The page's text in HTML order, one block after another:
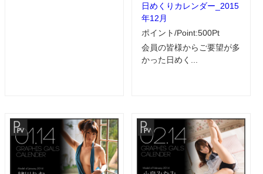
日めくりカレンダー_2015
年12月
ポイント/Point:500Pt
会員の皆様からご要望が多
かった日めく...